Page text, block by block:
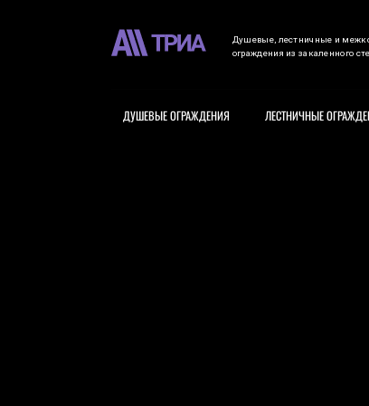
Душевые, лестничные и
ограждения из закаленного
ДУШЕВЫЕ ОГРАЖДЕНИЯ ЛЕСТНИЧНЫЕ